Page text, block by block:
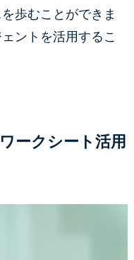
歩むことができま
ントを活用するこ
ークシート活用